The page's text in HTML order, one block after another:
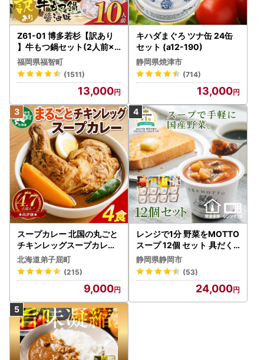
Z61-01 博多若杉【訳あり
】牛もつ鍋セット(2人前×5
) 10人前 もつ鍋
福岡県福智町
(1511)
13,000
キハダまぐろ ツナ缶 24缶
セット (a12-190)
静岡県焼津市
(714)
13,000
スープカレー 北国の丸ごと
チキンレッグスープカレー
4個 3739
北海道弟子屈町
(215)
9,000
レンジで1分 野菜をMOTTO
スープ 12個 セット 具だく
さんスープ 朝食 惣菜 国産
野菜 常温保存
静岡県静岡市
(53)
24,000